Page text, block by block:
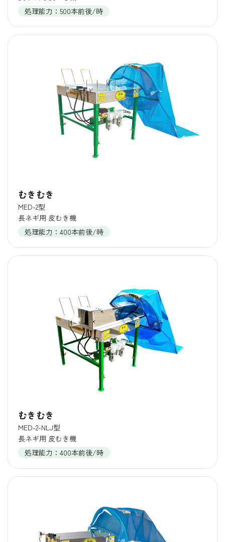
処理能力：500本前後/時
むきむき
MED-2型
長ネギ用 皮むき機
処理能力：400本前後/時
むきむき
MED-2-NLJ型
長ネギ用 皮むき機
処理能力：400本前後/時